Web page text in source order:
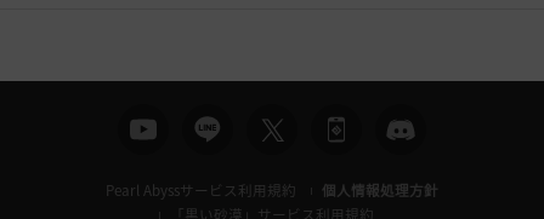
Pearl Abyssサービス利用規約
個人情報処理方針